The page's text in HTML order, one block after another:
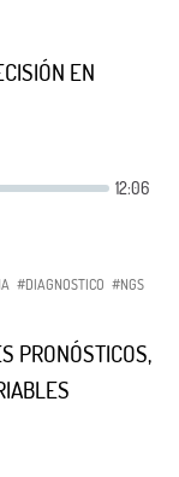
EN
#DIAGNOSTICO #NGS
PRONÓSTICOS,